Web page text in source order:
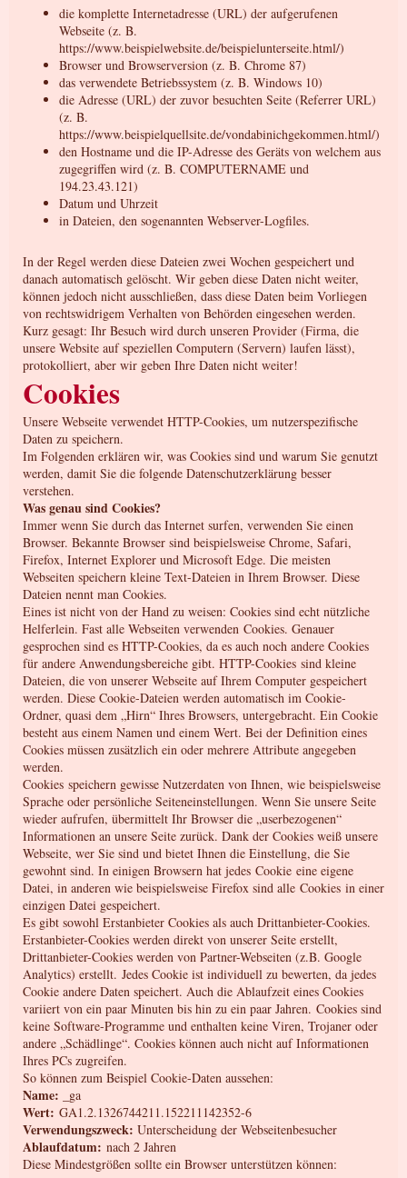
die komplette Internetadresse (URL) der aufgerufenen
Webseite (z. B.
https://www.beispielwebsite.de/beispielunterseite.html/)
Browser und Browserversion (z. B. Chrome 87)
das verwendete Betriebssystem (z. B. Windows 10)
die Adresse (URL) der zuvor besuchten Seite (Referrer URL)
(z. B.
https://www.beispielquellsite.de/vondabinichgekommen.html/)
den Hostname und die IP-Adresse des Geräts von welchem aus
zugegriffen wird (z. B. COMPUTERNAME und
194.23.43.121)
Datum und Uhrzeit
in Dateien, den sogenannten Webserver-Logfiles.
In der Regel werden diese Dateien zwei Wochen gespeichert und
danach automatisch gelöscht. Wir geben diese Daten nicht weiter,
können jedoch nicht ausschließen, dass diese Daten beim Vorliegen
von rechtswidrigem Verhalten von Behörden eingesehen werden.
Kurz gesagt: Ihr Besuch wird durch unseren Provider (Firma, die
unsere Website auf speziellen Computern (Servern) laufen lässt),
protokolliert, aber wir geben Ihre Daten nicht weiter!
Cookies
Unsere Webseite verwendet HTTP-Cookies, um nutzerspezifische
Daten zu speichern.
Im Folgenden erklären wir, was Cookies sind und warum Sie genutzt
werden, damit Sie die folgende Datenschutzerklärung besser
verstehen.
Was genau sind Cookies?
Immer wenn Sie durch das Internet surfen, verwenden Sie einen
Browser. Bekannte Browser sind beispielsweise Chrome, Safari,
Firefox, Internet Explorer und Microsoft Edge. Die meisten
Webseiten speichern kleine Text-Dateien in Ihrem Browser. Diese
Dateien nennt man Cookies.
Eines ist nicht von der Hand zu weisen: Cookies sind echt nützliche
Helferlein. Fast alle Webseiten verwenden Cookies. Genauer
gesprochen sind es HTTP-Cookies, da es auch noch andere Cookies
für andere Anwendungsbereiche gibt. HTTP-Cookies sind kleine
Dateien, die von unserer Webseite auf Ihrem Computer gespeichert
werden. Diese Cookie-Dateien werden automatisch im Cookie-
Ordner, quasi dem „Hirn“ Ihres Browsers, untergebracht. Ein Cookie
besteht aus einem Namen und einem Wert. Bei der Definition eines
Cookies müssen zusätzlich ein oder mehrere Attribute angegeben
werden.
Cookies speichern gewisse Nutzerdaten von Ihnen, wie beispielsweise
Sprache oder persönliche Seiteneinstellungen. Wenn Sie unsere Seite
wieder aufrufen, übermittelt Ihr Browser die „userbezogenen“
Informationen an unsere Seite zurück. Dank der Cookies weiß unsere
Webseite, wer Sie sind und bietet Ihnen die Einstellung, die Sie
gewohnt sind. In einigen Browsern hat jedes Cookie eine eigene
Datei, in anderen wie beispielsweise Firefox sind alle Cookies in einer
einzigen Datei gespeichert.
Es gibt sowohl Erstanbieter Cookies als auch Drittanbieter-Cookies.
Erstanbieter-Cookies werden direkt von unserer Seite erstellt,
Drittanbieter-Cookies werden von Partner-Webseiten (z.B. Google
Analytics) erstellt. Jedes Cookie ist individuell zu bewerten, da jedes
Cookie andere Daten speichert. Auch die Ablaufzeit eines Cookies
variiert von ein paar Minuten bis hin zu ein paar Jahren. Cookies sind
keine Software-Programme und enthalten keine Viren, Trojaner oder
andere „Schädlinge“. Cookies können auch nicht auf Informationen
Ihres PCs zugreifen.
So können zum Beispiel Cookie-Daten aussehen:
Name: _ga
Wert: GA1.2.1326744211.152211142352-6
Verwendungszweck: Unterscheidung der Webseitenbesucher
Ablaufdatum: nach 2 Jahren
Diese Mindestgrößen sollte ein Browser unterstützen können: